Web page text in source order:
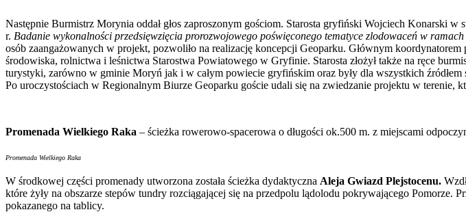
Następnie Burmistrz Morynia oddał głos zaproszonym gościom. Starosta gryfiński Wojciech Konarski
r. Badanie wykonalności przedsięwzięcia prorozwojowego poświęconego tematyce zlodowaceń w
osób zaangażowanych w projekt, pozwoliło na realizację koncepcji Geoparku. Głównym
środowiska, rolnictwa i leśnictwa Starostwa Powiatowego w Gryfinie. Starosta złożył także na ręce
turystyki, zarówno w gminie Moryń jak i w całym powiecie gryfińskim oraz były dla wszystkich źródłem
Po uroczystościach w Regionalnym Biurze Geoparku goście udali się na zwiedzanie projektu w terenie,
Promenada Wielkiego Raka – ścieżka rowerowo-spacerowa o długości ok.500 m. z miejscami
Promenada Wielkiego Raka
W środkowej części promenady utworzona została ścieżka dydaktyczna Aleja Gwiazd Plejstocenu.
które żyły na obszarze stepów tundry rozciągającej się na przedpolu lądolodu pokrywającego
pokazanego na tablicy.